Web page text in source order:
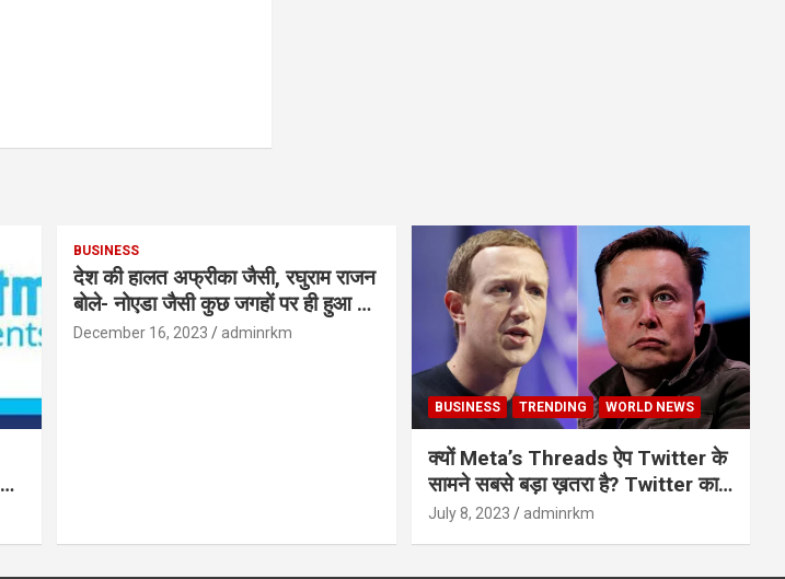
BUSINESS
देश की हालत अफ्रीका जैसी, रघुराम राजन
बोले- नोएडा जैसी कुछ जगहों पर ही हुआ है
विकास : रघुराम राजन
December 16, 2023 adminrkm
BUSINESS TRENDING WORLD NEWS
क्यों Meta’s Threads ऐप Twitter के
सामने सबसे बड़ा ख़तरा है? Twitter का
अंत?
July 8, 2023 adminrkm